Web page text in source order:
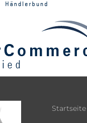
Startseite